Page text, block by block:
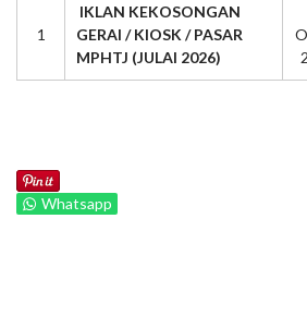
1
IKLAN KEKOSONGAN
GERAI / KIOSK / PASAR
MPHTJ (JULAI 2026)
Whatsapp